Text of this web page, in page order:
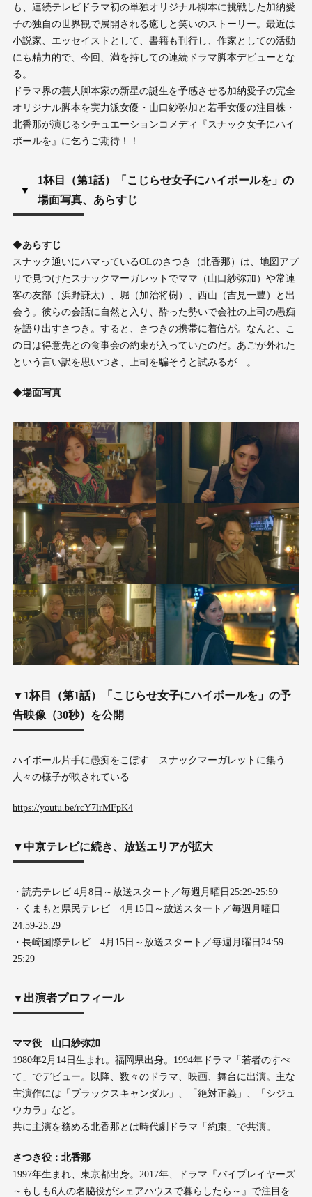
も、連続テレビドラマ初の単独オリジナル脚本に挑戦した加納愛
子の独自の世界観で展開される癒しと笑いのストーリー。最近は
小説家、エッセイストとして、書籍も刊行し、作家としての活動
にも精力的で、今回、満を持しての連続ドラマ脚本デビューとな
る。
ドラマ界の芸人脚本家の新星の誕生を予感させる加納愛子の完全
オリジナル脚本を実力派女優・山口紗弥加と若手女優の注目株・
北香那が演じるシチュエーションコメディ『スナック女子にハイ
ボールを』に乞うご期待！！
▼
1杯目（第1話）「こじらせ女子にハイボールを」の
場面写真、あらすじ
◆あらすじ
スナック通いにハマっているOLのさつき（北香那）は、地図アプ
リで見つけたスナックマーガレットでママ（山口紗弥加）や常連
客の友部（浜野謙太）、堀（加治将樹）、西山（吉見一豊）と出
会う。彼らの会話に自然と入り、酔った勢いで会社の上司の愚痴
を語り出すさつき。すると、さつきの携帯に着信が。なんと、こ
の日は得意先との食事会の約束が入っていたのだ。あごが外れた
という言い訳を思いつき、上司を騙そうと試みるが…。
◆場面写真
▼1杯目（第1話）「こじらせ女子にハイボールを」の予
告映像（30秒）を公開
ハイボール片手に愚痴をこぼす…スナックマーガレットに集う
人々の様子が映されている
https://youtu.be/rcY7lrMFpK4
▼中京テレビに続き、放送エリアが拡大
・読売テレビ 4月8日～放送スタート／毎週月曜日25:29-25:59
・くまもと県民テレビ 4月15日～放送スタート／毎週月曜日
24:59-25:29
・長崎国際テレビ 4月15日～放送スタート／毎週月曜日24:59-
25:29
▼出演者プロフィール
ママ役 山口紗弥加
1980年2月14日生まれ。福岡県出身。1994年ドラマ「若者のすべ
て」でデビュー。以降、数々のドラマ、映画、舞台に出演。主な
主演作には「ブラックスキャンダル」、「絶対正義」、「シジュ
ウカラ」など。
共に主演を務める北香那とは時代劇ドラマ「約束」で共演。
さつき役：北香那
1997年生まれ、東京都出身。2017年、ドラマ『バイプレイヤーズ
～もしも6人の名脇役がシェアハウスで暮らしたら～』で注目を